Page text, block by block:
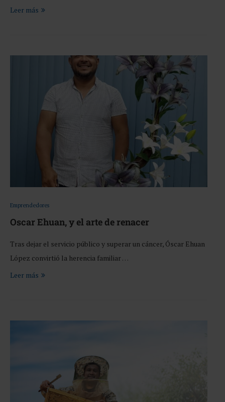
Leer más
Emprendedores
Oscar Ehuan, y el arte de renacer
Tras dejar el servicio público y superar un cáncer, Óscar Ehuan
López convirtió la herencia familiar …
Leer más